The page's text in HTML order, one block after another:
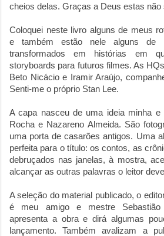
cheios delas. Graças a Deus estas não
Coloquei neste livro alguns de meus
e também estão nele alguns de
transformados em histórias em
storyboards para futuros filmes. As
Beto Nicácio e Iramir Araújo,
Senti-me o próprio Stan Lee.
A capa nasceu de uma ideia minha e
Rocha e Nazareno Almeida. São
uma porta de casarões antigos. Uma
perfeita para o título: os contos, as
debruçados nas janelas, à mostra,
alcançar as outras palavras o leitor
A seleção do material publicado, o
é meu amigo e mestre Sebastião
apresenta a obra e dirá algumas
lançamento. Também avalizam a